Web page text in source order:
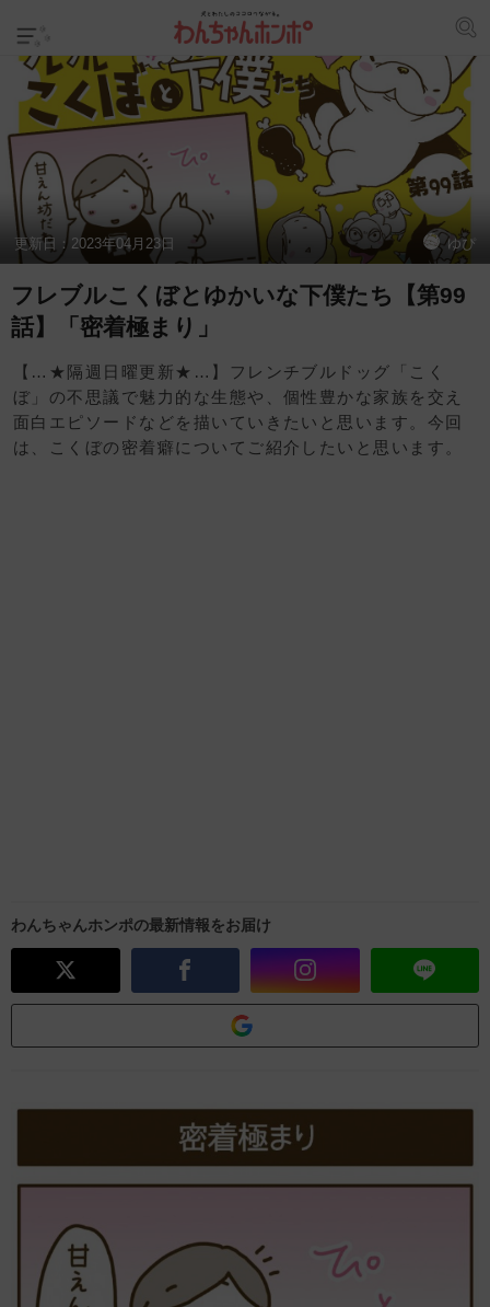
更新日： 2023年04月23日 ゆぴ
フレブルこくぼとゆかいな下僕たち【第99
話】「密着極まり」
【…★隔週日曜更新★…】フレンチブルドッグ「こく
ぼ」の不思議で魅力的な生態や、個性豊かな家族を交え
面白エピソードなどを描いていきたいと思います。今回
は、こくぼの密着癖についてご紹介したいと思います。
わんちゃんホンポの最新情報をお届け